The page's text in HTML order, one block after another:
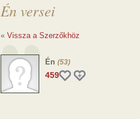
Én versei
« Vissza a Szerzőkhöz
Én (53)
459